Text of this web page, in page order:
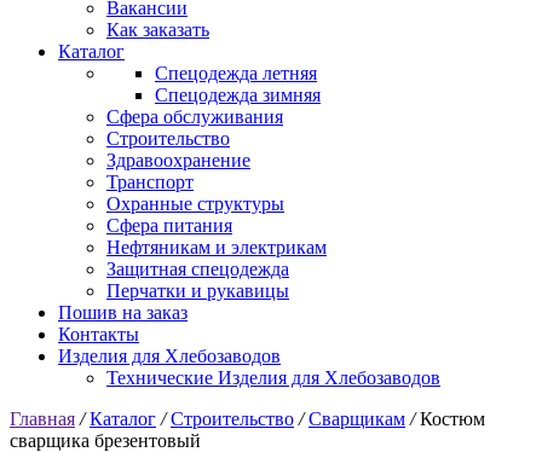
Вакансии
Как заказать
Каталог
Спецодежда летняя
Спецодежда зимняя
Сфера обслуживания
Строительство
Здравоохранение
Транспорт
Охранные структуры
Сфера питания
Нефтяникам и электрикам
Защитная спецодежда
Перчатки и рукавицы
Пошив на заказ
Контакты
Изделия для Хлебозаводов
Технические Изделия для Хлебозаводов
Главная /Каталог /Строительство /Сварщикам /Костюм
сварщика брезентовый